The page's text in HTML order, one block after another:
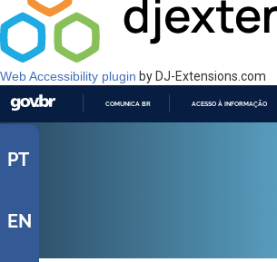
Web Accessibility plugin by DJ-Extensions.com
COMUNICA BR ACESSO À INFORMAÇÃO
PT
EN